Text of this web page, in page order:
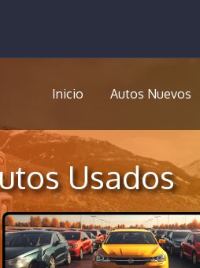
Inicio Autos Nuevos
Usados